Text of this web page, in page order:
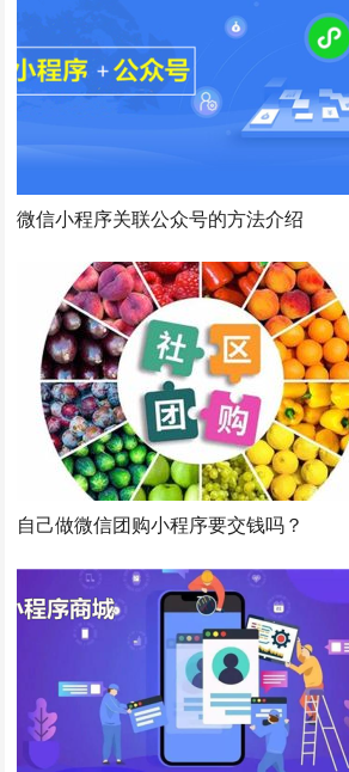
微信小程序关联公众号的方法介绍
自己做微信团购小程序要交钱吗？